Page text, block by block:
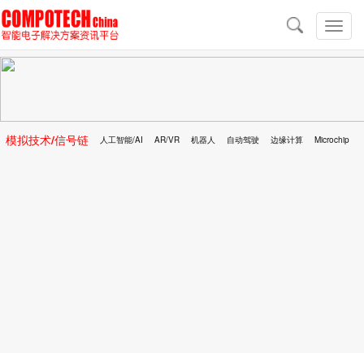
切
换
导
导
航
模拟技术/信号链 人工智能/AI AR/VR 机器人 自动驾驶 边缘计算 Microchip